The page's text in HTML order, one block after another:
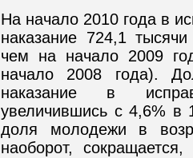
На начало 2010 года в
наказание 724,1
чем на начало 2009
начало 2008 года).
наказание в
увеличившись с 4,6% в
доля молодежи в
наоборот,